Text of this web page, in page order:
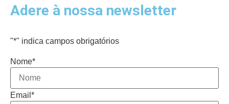
Adere à nossa newsletter
"*" indica campos obrigatórios
Nome*
Email *